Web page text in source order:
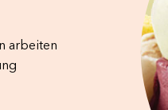
arbeiten